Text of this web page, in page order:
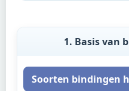
1. Basis van
Soorten bindingen